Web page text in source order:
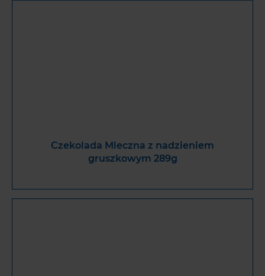
Czekolada Mleczna z nadzieniem
gruszkowym 289g